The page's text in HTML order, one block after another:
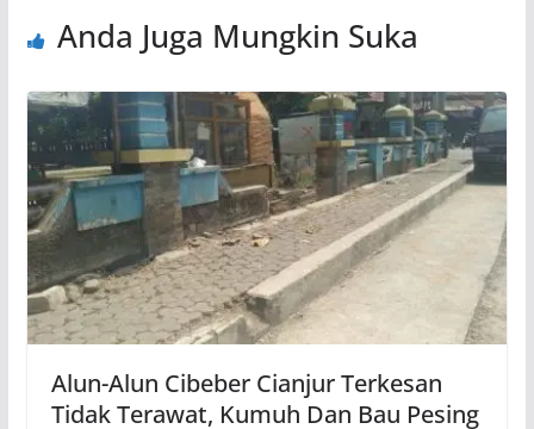
Anda Juga Mungkin Suka
Alun-Alun Cibeber Cianjur Terkesan
Tidak Terawat, Kumuh Dan Bau Pesing